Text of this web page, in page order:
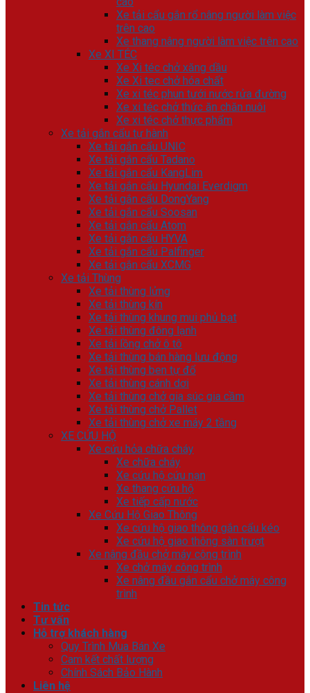
Xe tải cẩu gắn rổ nâng người làm việc
trên cao
Xe thang nâng người làm việc trên cao
Xe XI TÉC
Xe Xi téc chở xăng dầu
Xe Xi tec chở hóa chất
Xe xi téc phun tưới nước rửa đường
Xe xi téc chở thức ăn chăn nuôi
Xe xi téc chở thực phẩm
Xe tải gắn cẩu tự hành
Xe tải gắn cẩu UNIC
Xe tải gắn cẩu Tadano
Xe tải gắn cẩu KangLim
Xe tải gắn cẩu Hyundai Everdigm
Xe tải gắn cẩu DongYang
Xe tải gắn cẩu Soosan
Xe tải gắn cẩu Atom
Xe tải gắn cẩu HYVA
Xe tải gắn cẩu Palfinger
Xe tải gắn cẩu XCMG
Xe tải Thùng
Xe tải thùng lửng
Xe tải thùng kín
Xe tải thùng khung mui phủ bạt
Xe tải thùng đông lạnh
Xe tải lồng chở ô tô
Xe tải thùng bán hàng lưu động
Xe tải thùng ben tự đổ
Xe tải thùng cánh dơi
Xe tải thùng chở gia súc gia cầm
Xe tải thùng chở Pallet
Xe tải thùng chở xe máy 2 tầng
XE CỨU HỘ
Xe cứu hỏa chữa cháy
Xe chữa cháy
Xe cứu hộ cứu nạn
Xe thang cứu hộ
Xe tiếp cấp nước
Xe Cứu Hộ Giao Thông
Xe cứu hộ giao thông gắn cẩu kéo
Xe cứu hộ giao thông sàn trượt
Xe nâng đầu chở máy công trình
Xe chở máy công trình
Xe nâng đầu gắn cẩu chở máy công
trình
Tin tức
Tư vấn
Hỗ trợ khách hàng
Quy Trình Mua Bán Xe
Cam kết chất lượng
Chính Sách Bảo Hành
Liên hệ